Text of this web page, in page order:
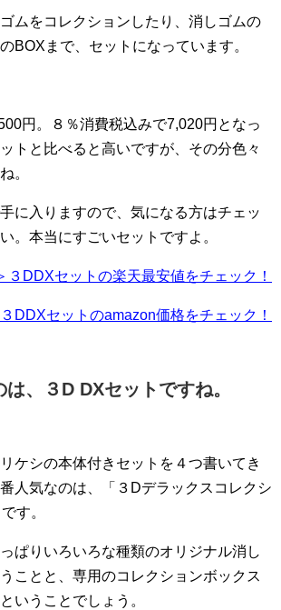
ムをコレクションしたり、消しゴムの
BOXまで、セットになっています。
円。８％消費税込みで7,020円となっ
トと比べると高いですが、その分色々
。
に入りますので、気になる方はチェッ
。本当にすごいセットですよ。
３DDXセットの楽天最安値をチェック！
DDXセットのamazon価格をチェック！
、３D DXセットですね。
ケシの本体付きセットを４つ書いてき
人気なのは、「３Dデラックスコレクシ
す。
ぱりいろいろな種類のオリジナル消し
ことと、専用のコレクションボックス
いうことでしょう。